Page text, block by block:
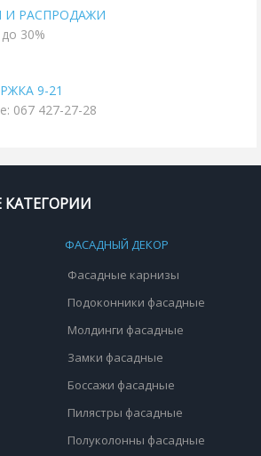
И РАСПРОДАЖИ
30%
9-21
067 427-27-28
ФАСАДНЫЙ ДЕКОР
Фасадные карнизы
Подоконники фасадные
Молдинги фасадные
Замки фасадные
Боссажи фасадные
Пилястры фасадные
Полуколонны фасадные